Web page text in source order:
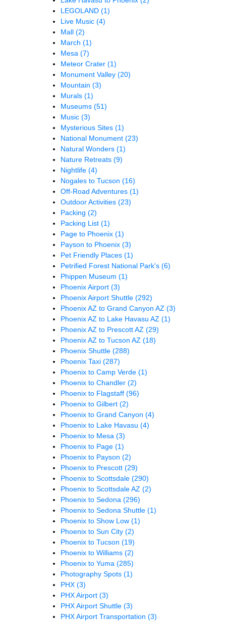
LEGOLAND (1)
Live Music (4)
Mall (2)
March (1)
Mesa (7)
Meteor Crater (1)
Monument Valley (20)
Mountain (3)
Murals (1)
Museums (51)
Music (3)
Mysterious Sites (1)
National Monument (23)
Natural Wonders (1)
Nature Retreats (9)
Nightlife (4)
Nogales to Tucson (16)
Off-Road Adventures (1)
Outdoor Activities (23)
Packing (2)
Packing List (1)
Page to Phoenix (1)
Payson to Phoenix (3)
Pet Friendly Places (1)
Petrified Forest National Park's (6)
Phippen Museum (1)
Phoenix Airport (3)
Phoenix Airport Shuttle (292)
Phoenix AZ to Grand Canyon AZ (3)
Phoenix AZ to Lake Havasu AZ (1)
Phoenix AZ to Prescott AZ (29)
Phoenix AZ to Tucson AZ (18)
Phoenix Shuttle (288)
Phoenix Taxi (287)
Phoenix to Camp Verde (1)
Phoenix to Chandler (2)
Phoenix to Flagstaff (96)
Phoenix to Gilbert (2)
Phoenix to Grand Canyon (4)
Phoenix to Lake Havasu (4)
Phoenix to Mesa (3)
Phoenix to Page (1)
Phoenix to Payson (2)
Phoenix to Prescott (29)
Phoenix to Scottsdale (290)
Phoenix to Scottsdale AZ (2)
Phoenix to Sedona (296)
Phoenix to Sedona Shuttle (1)
Phoenix to Show Low (1)
Phoenix to Sun City (2)
Phoenix to Tucson (19)
Phoenix to Williams (2)
Phoenix to Yuma (285)
Photography Spots (1)
PHX (3)
PHX Airport (3)
PHX Airport Shuttle (3)
PHX Airport Transportation (3)